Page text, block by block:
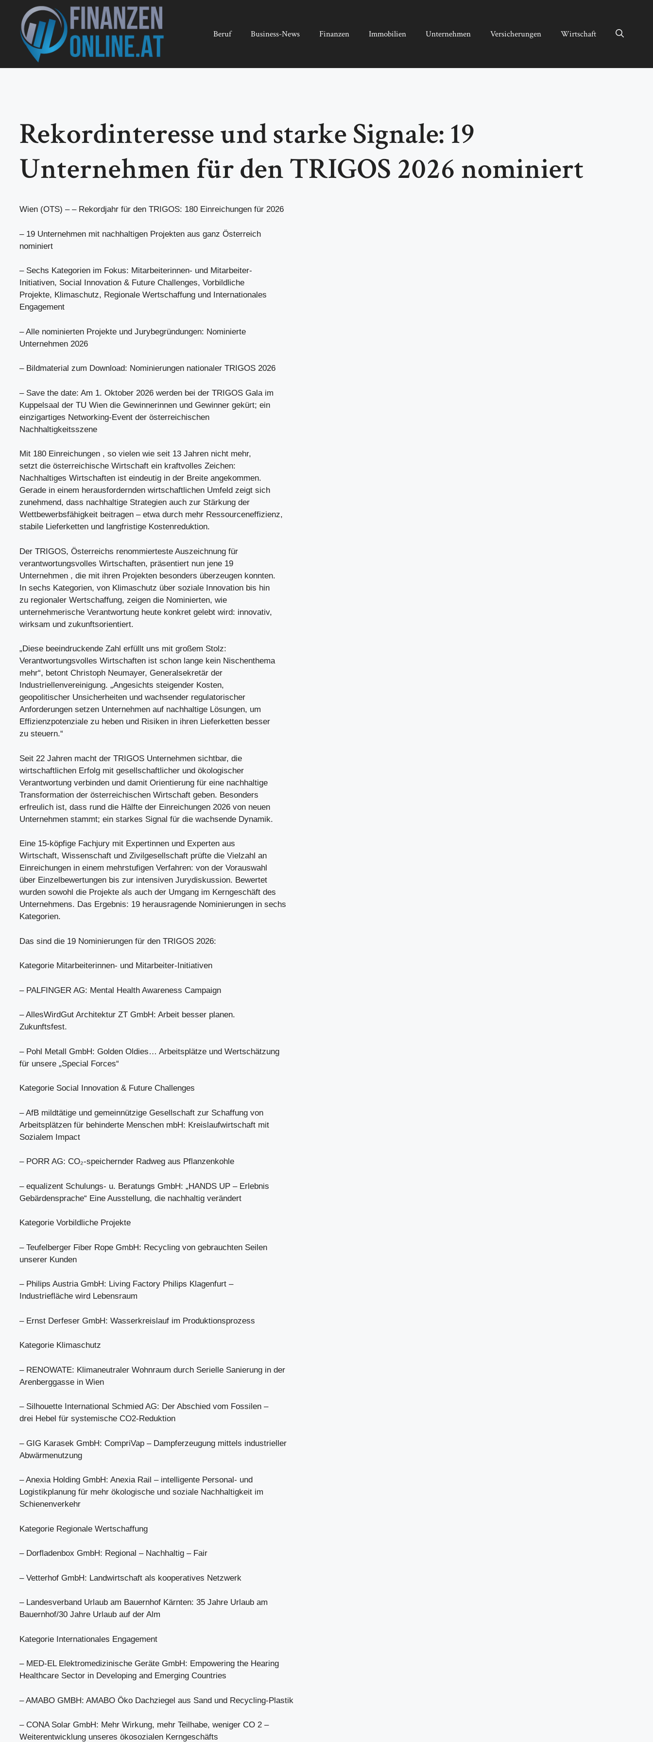
springen
Beruf Business-News Finanzen Immobilien Unternehmen Versicherungen Wirtschaft
Rekordinteresse und starke Signale: 19
Unternehmen für den TRIGOS 2026 nominiert
Wien (OTS) – – Rekordjahr für den TRIGOS: 180 Einreichungen für 2026
– 19 Unternehmen mit nachhaltigen Projekten aus ganz Österreich
nominiert
– Sechs Kategorien im Fokus: Mitarbeiterinnen- und Mitarbeiter-
Initiativen, Social Innovation & Future Challenges, Vorbildliche
Projekte, Klimaschutz, Regionale Wertschaffung und Internationales
Engagement
– Alle nominierten Projekte und Jurybegründungen: Nominierte
Unternehmen 2026
– Bildmaterial zum Download: Nominierungen nationaler TRIGOS 2026
– Save the date: Am 1. Oktober 2026 werden bei der TRIGOS Gala im
Kuppelsaal der TU Wien die Gewinnerinnen und Gewinner gekürt; ein
einzigartiges Networking-Event der österreichischen
Nachhaltigkeitsszene
Mit 180 Einreichungen , so vielen wie seit 13 Jahren nicht mehr,
setzt die österreichische Wirtschaft ein kraftvolles Zeichen:
Nachhaltiges Wirtschaften ist eindeutig in der Breite angekommen.
Gerade in einem herausfordernden wirtschaftlichen Umfeld zeigt sich
zunehmend, dass nachhaltige Strategien auch zur Stärkung der
Wettbewerbsfähigkeit beitragen – etwa durch mehr Ressourceneffizienz,
stabile Lieferketten und langfristige Kostenreduktion.
Der TRIGOS, Österreichs renommierteste Auszeichnung für
verantwortungsvolles Wirtschaften, präsentiert nun jene 19
Unternehmen , die mit ihren Projekten besonders überzeugen konnten.
In sechs Kategorien, von Klimaschutz über soziale Innovation bis hin
zu regionaler Wertschaffung, zeigen die Nominierten, wie
unternehmerische Verantwortung heute konkret gelebt wird: innovativ,
wirksam und zukunftsorientiert.
„Diese beeindruckende Zahl erfüllt uns mit großem Stolz:
Verantwortungsvolles Wirtschaften ist schon lange kein Nischenthema
mehr“, betont Christoph Neumayer, Generalsekretär der
Industriellenvereinigung. „Angesichts steigender Kosten,
geopolitischer Unsicherheiten und wachsender regulatorischer
Anforderungen setzen Unternehmen auf nachhaltige Lösungen, um
Effizienzpotenziale zu heben und Risiken in ihren Lieferketten besser
zu steuern.“
Seit 22 Jahren macht der TRIGOS Unternehmen sichtbar, die
wirtschaftlichen Erfolg mit gesellschaftlicher und ökologischer
Verantwortung verbinden und damit Orientierung für eine nachhaltige
Transformation der österreichischen Wirtschaft geben. Besonders
erfreulich ist, dass rund die Hälfte der Einreichungen 2026 von neuen
Unternehmen stammt; ein starkes Signal für die wachsende Dynamik.
Eine 15-köpfige Fachjury mit Expertinnen und Experten aus
Wirtschaft, Wissenschaft und Zivilgesellschaft prüfte die Vielzahl an
Einreichungen in einem mehrstufigen Verfahren: von der Vorauswahl
über Einzelbewertungen bis zur intensiven Jurydiskussion. Bewertet
wurden sowohl die Projekte als auch der Umgang im Kerngeschäft des
Unternehmens. Das Ergebnis: 19 herausragende Nominierungen in sechs
Kategorien.
Das sind die 19 Nominierungen für den TRIGOS 2026:
Kategorie Mitarbeiterinnen- und Mitarbeiter-Initiativen
– PALFINGER AG: Mental Health Awareness Campaign
– AllesWirdGut Architektur ZT GmbH: Arbeit besser planen.
Zukunftsfest.
– Pohl Metall GmbH: Golden Oldies… Arbeitsplätze und Wertschätzung
für unsere „Special Forces“
Kategorie Social Innovation & Future Challenges
– AfB mildtätige und gemeinnützige Gesellschaft zur Schaffung von
Arbeitsplätzen für behinderte Menschen mbH: Kreislaufwirtschaft mit
Sozialem Impact
– PORR AG: CO₂-speichernder Radweg aus Pflanzenkohle
– equalizent Schulungs- u. Beratungs GmbH: „HANDS UP – Erlebnis
Gebärdensprache“ Eine Ausstellung, die nachhaltig verändert
Kategorie Vorbildliche Projekte
– Teufelberger Fiber Rope GmbH: Recycling von gebrauchten Seilen
unserer Kunden
– Philips Austria GmbH: Living Factory Philips Klagenfurt –
Industriefläche wird Lebensraum
– Ernst Derfeser GmbH: Wasserkreislauf im Produktionsprozess
Kategorie Klimaschutz
– RENOWATE: Klimaneutraler Wohnraum durch Serielle Sanierung in der
Arenberggasse in Wien
– Silhouette International Schmied AG: Der Abschied vom Fossilen –
drei Hebel für systemische CO2-Reduktion
– GIG Karasek GmbH: CompriVap – Dampferzeugung mittels industrieller
Abwärmenutzung
– Anexia Holding GmbH: Anexia Rail – intelligente Personal- und
Logistikplanung für mehr ökologische und soziale Nachhaltigkeit im
Schienenverkehr
Kategorie Regionale Wertschaffung
– Dorfladenbox GmbH: Regional – Nachhaltig – Fair
– Vetterhof GmbH: Landwirtschaft als kooperatives Netzwerk
– Landesverband Urlaub am Bauernhof Kärnten: 35 Jahre Urlaub am
Bauernhof/30 Jahre Urlaub auf der Alm
Kategorie Internationales Engagement
– MED-EL Elektromedizinische Geräte GmbH: Empowering the Hearing
Healthcare Sector in Developing and Emerging Countries
– AMABO GMBH: AMABO Öko Dachziegel aus Sand und Recycling-Plastik
– CONA Solar GmbH: Mehr Wirkung, mehr Teilhabe, weniger CO 2 –
Weiterentwicklung unseres ökosozialen Kerngeschäfts